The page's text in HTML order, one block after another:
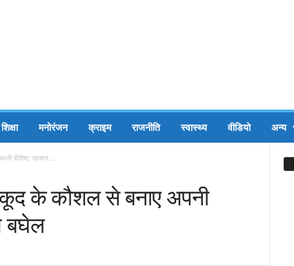
शिक्षा मनोरंजन क्राइम राजनीति स्वास्थ्य वीडियो अन्य
विशिष्ट पहचान:...
के कौशल से बनाए अपनी
बघेल